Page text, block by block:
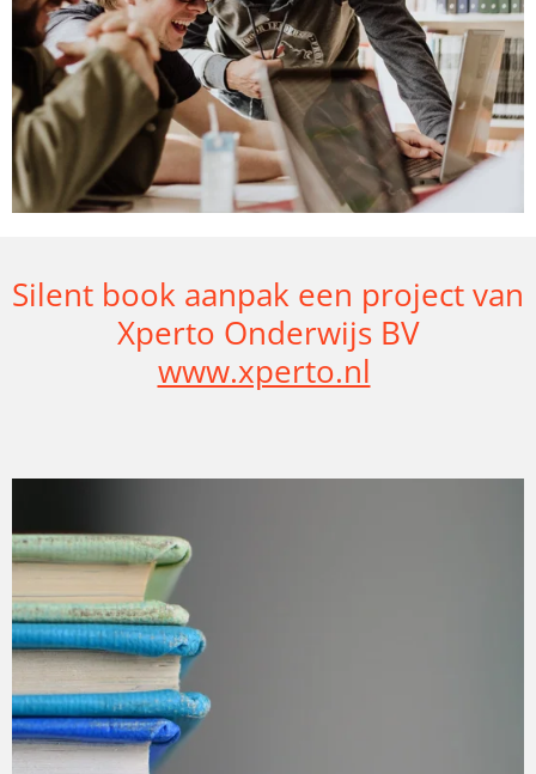
Silent book aanpak een project van
Xperto Onderwijs BV
www.xperto.nl